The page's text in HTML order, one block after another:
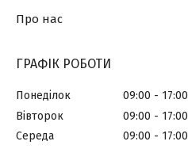
Про нас
ГРАФІК РОБОТИ
Понеділок 09:00
17:00
Вівторок
09:00
17:00
Середа
09:00
17:00